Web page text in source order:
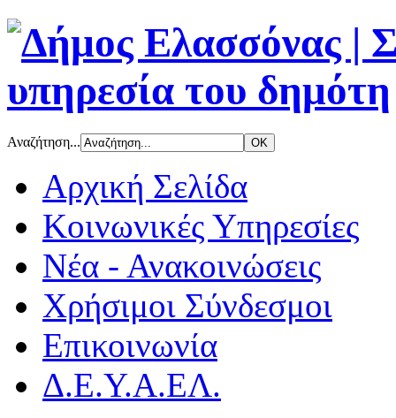
Αναζήτηση...
Αρχική Σελίδα
Κοινωνικές Υπηρεσίες
Νέα - Ανακοινώσεις
Χρήσιμοι Σύνδεσμοι
Επικοινωνία
Δ.Ε.Υ.Α.ΕΛ.